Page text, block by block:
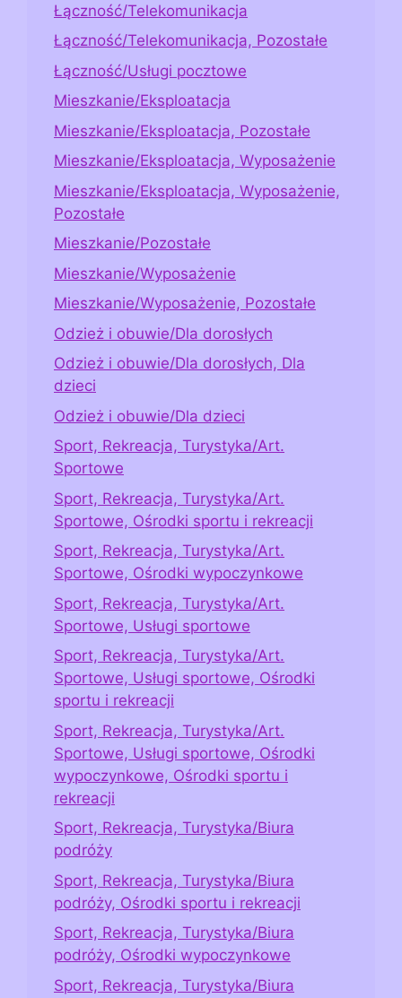
Łączność/Telekomunikacja
Łączność/Telekomunikacja, Pozostałe
Łączność/Usługi pocztowe
Mieszkanie/Eksploatacja
Mieszkanie/Eksploatacja, Pozostałe
Mieszkanie/Eksploatacja, Wyposażenie
Mieszkanie/Eksploatacja, Wyposażenie,
Pozostałe
Mieszkanie/Pozostałe
Mieszkanie/Wyposażenie
Mieszkanie/Wyposażenie, Pozostałe
Odzież i obuwie/Dla dorosłych
Odzież i obuwie/Dla dorosłych, Dla
dzieci
Odzież i obuwie/Dla dzieci
Sport, Rekreacja, Turystyka/Art.
Sportowe
Sport, Rekreacja, Turystyka/Art.
Sportowe, Ośrodki sportu i rekreacji
Sport, Rekreacja, Turystyka/Art.
Sportowe, Ośrodki wypoczynkowe
Sport, Rekreacja, Turystyka/Art.
Sportowe, Usługi sportowe
Sport, Rekreacja, Turystyka/Art.
Sportowe, Usługi sportowe, Ośrodki
sportu i rekreacji
Sport, Rekreacja, Turystyka/Art.
Sportowe, Usługi sportowe, Ośrodki
wypoczynkowe, Ośrodki sportu i
rekreacji
Sport, Rekreacja, Turystyka/Biura
podróży
Sport, Rekreacja, Turystyka/Biura
podróży, Ośrodki sportu i rekreacji
Sport, Rekreacja, Turystyka/Biura
podróży, Ośrodki wypoczynkowe
Sport, Rekreacja, Turystyka/Biura